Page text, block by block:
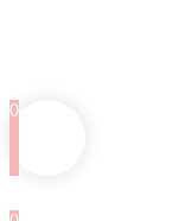
0